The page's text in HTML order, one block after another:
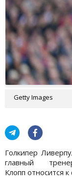
Getty Images
Голкипер
главный
Клопп относится